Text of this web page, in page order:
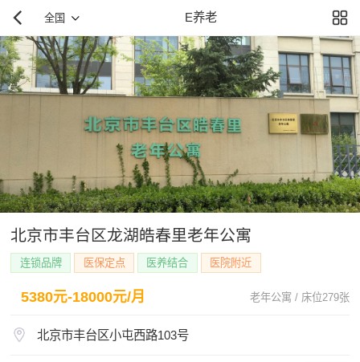
全国 E养老
北京市丰台区龙湖皓春里老年公寓
连锁品牌 医保定点 医养结合 医院附近
5380元-18000元/月 老年公寓 / 床位279张
北京市丰台区小屯西路103号